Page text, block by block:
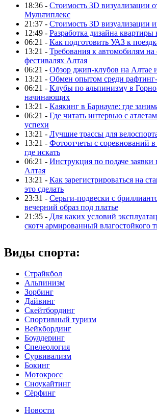
18:36 - Стоимость 3D визуализации
Мультиплекс
21:37 - Стоимость 3D визуализации
12:49 - Разработка дизайна квартиры
06:21 - Как подготовить УАЗ к
13:21 - Требования к автомобилям
фестивалях Алтая
06:21 - Обзор джип-клубов на Алтае
13:21 - Обмен опытом среди
06:21 - Клубы по альпинизму в
начинающих
13:21 - Каякинг в Барнауле: где
06:21 - Где читать интервью с
успехи
13:21 - Лучшие трассы для
13:21 - Фотоотчеты с соревнований
где искать
06:21 - Инструкция по подаче заявки
Алтая
13:21 - Как зарегистрироваться на
это сделать
23:31 - Серьги-подвески с
вечерний образ под платье
21:35 - Для каких условий
скотч армированный влагостойкого
Виды спорта:
Страйкбол
Альпинизм
Зорбинг
Дайвинг
Скейтбординг
Спортивный туризм‎
Вейкбординг
Боулдеринг
Спелеология
Сурвивализм
Бокинг
Мотокросс
Сноукайтинг
Сёрфинг
Новости